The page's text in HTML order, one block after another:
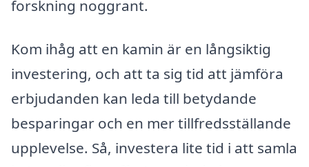
forskning noggrant.
Kom ihåg att en kamin är en långsiktig
investering, och att ta sig tid att jämföra
erbjudanden kan leda till betydande
besparingar och en mer tillfredsställande
upplevelse. Så, investera lite tid i att samla